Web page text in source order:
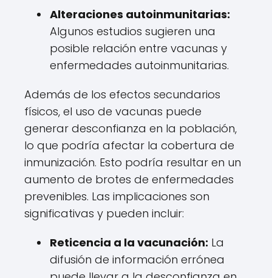
Alteraciones autoinmunitarias:
Algunos estudios sugieren una
posible relación entre vacunas y
enfermedades autoinmunitarias.
Además de los efectos secundarios
físicos, el uso de vacunas puede
generar desconfianza en la población,
lo que podría afectar la cobertura de
inmunización. Esto podría resultar en un
aumento de brotes de enfermedades
prevenibles. Las implicaciones son
significativas y pueden incluir:
Reticencia a la vacunación: La
difusión de información errónea